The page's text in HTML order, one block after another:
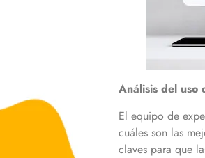
Análisis del uso
El equipo de
cuáles son las
claves para que